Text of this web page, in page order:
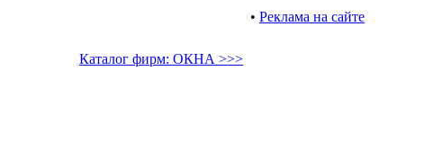
• Реклама на сайте
Каталог фирм: ОКНА >>>